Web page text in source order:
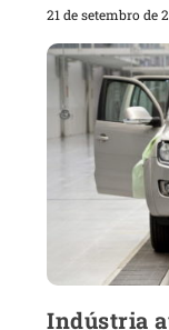
21 de setembro de
Indústria